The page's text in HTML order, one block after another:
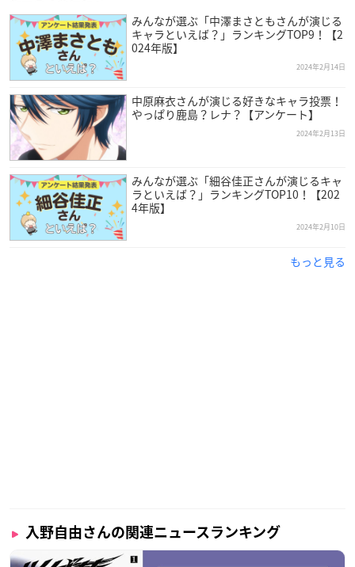
みんなが選ぶ「中澤まさともさんが演じる
キャラといえば？」ランキングTOP9！【2
024年版】
2024年2月14日
中原麻衣さんが演じる好きなキャラ投票！
やっぱり鹿島？レナ？【アンケート】
2024年2月13日
みんなが選ぶ「細谷佳正さんが演じるキャ
ラといえば？」ランキングTOP10！【202
4年版】
2024年2月10日
もっと見る
入野自由さんの関連ニュースランキング